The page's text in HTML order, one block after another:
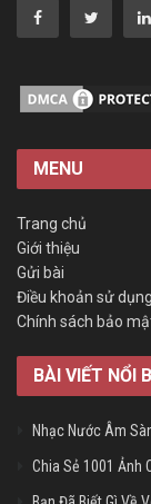
MENU
Trang chủ
Giới thiệu
Gửi bài
Điều khoản sử dụng
Chính sách bảo
BÀI VIẾT NỔI
Nhạc Nước Âm
Chia Sẻ 1001 Ảnh